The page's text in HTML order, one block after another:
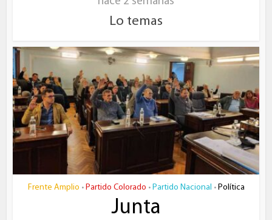
Lo temas
Frente Amplio • Partido Colorado • Partido Nacional • Política
Junta